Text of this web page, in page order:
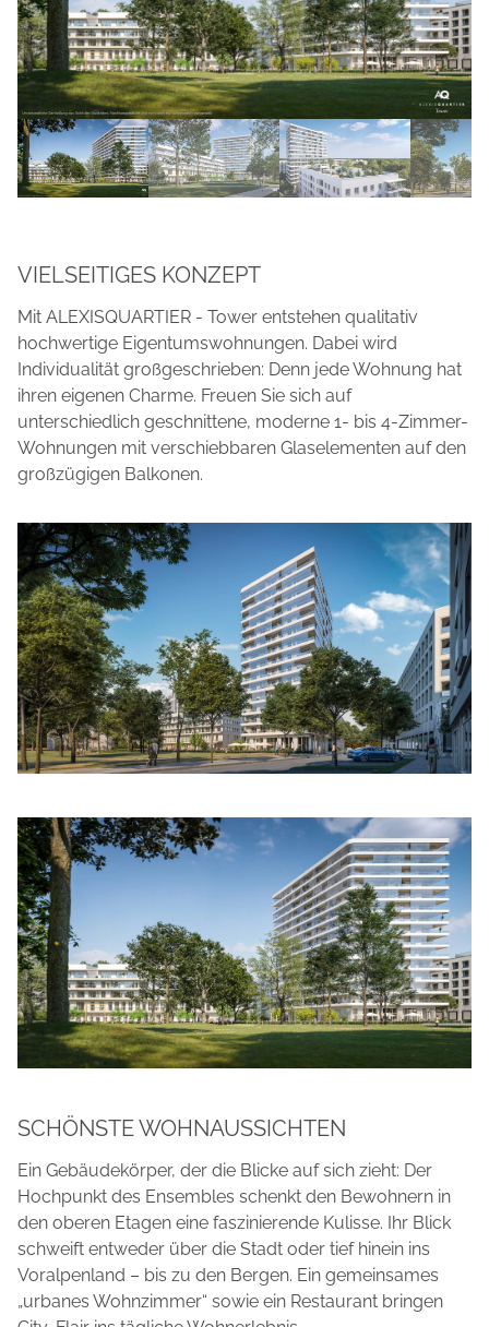
VIELSEITIGES KONZEPT
Mit ALEXISQUARTIER - Tower entstehen qualitativ
hochwertige Eigentumswohnungen. Dabei wird
Individualität großgeschrieben: Denn jede Wohnung hat
ihren eigenen Charme. Freuen Sie sich auf
unterschiedlich geschnittene, moderne 1- bis 4-Zimmer-
Wohnungen mit verschiebbaren Glaselementen auf den
großzügigen Balkonen.
SCHÖNSTE WOHNAUSSICHTEN
Ein Gebäudekörper, der die Blicke auf sich zieht: Der
Hochpunkt des Ensembles schenkt den Bewohnern in
den oberen Etagen eine faszinierende Kulisse. Ihr Blick
schweift entweder über die Stadt oder tief hinein ins
Voralpenland – bis zu den Bergen. Ein gemeinsames
„urbanes Wohnzimmer“ sowie ein Restaurant bringen